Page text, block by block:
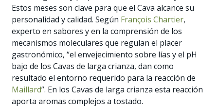
Estos meses son clave para que el Cava alcance su
personalidad y calidad. Según François Chartier,
experto en sabores y en la comprensión de los
mecanismos moleculares que regulan el placer
gastronómico, “el envejecimiento sobre lías y el pH
bajo de los Cavas de larga crianza, dan como
resultado el entorno requerido para la reacción de
Maillard”. En los Cavas de larga crianza esta reacción
aporta aromas complejos a tostado.